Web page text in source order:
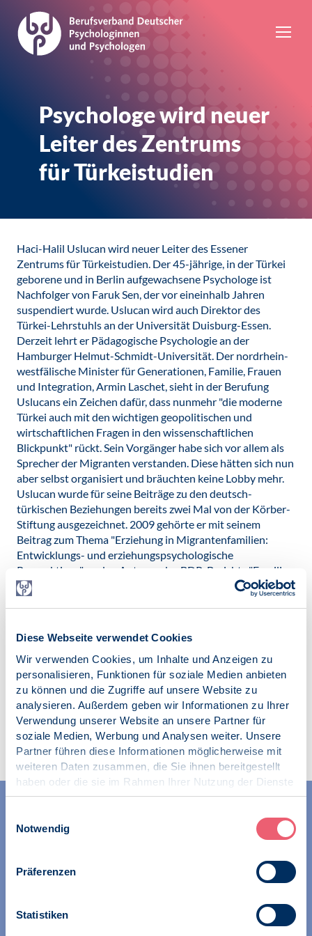
Diese Webseite verwendet Cookies
Wir verwenden Cookies, um Inhalte und Anzeigen zu
personalisieren, Funktionen für soziale Medien anbieten
zu können und die Zugriffe auf unsere Website zu
analysieren. Außerdem geben wir Informationen zu Ihrer
Verwendung unserer Website an unsere Partner für
soziale Medien, Werbung und Analysen weiter. Unsere
Partner führen diese Informationen möglicherweise mit
weiteren Daten zusammen, die Sie ihnen bereitgestellt
haben oder die sie im Rahmen Ihrer Nutzung der Dienste
gesammelt haben.
Notwendig
Präferenzen
Statistiken
Psychologe wird neuer
Leiter des Zentrums
für Türkeistudien
Haci-Halil Uslucan wird neuer Leiter des Essener
Zentrums für Türkeistudien. Der 45-jährige, in der Türkei
geborene und in Berlin aufgewachsene Psychologe ist
Nachfolger von Faruk Sen, der vor eineinhalb Jahren
suspendiert wurde. Uslucan wird auch Direktor des
Türkei-Lehrstuhls an der Universität Duisburg-Essen.
Derzeit lehrt er Pädagogische Psychologie an der
Hamburger Helmut-Schmidt-Universität. Der nordrhein-
westfälische Minister für Generationen, Familie, Frauen
und Integration, Armin Laschet, sieht in der Berufung
Uslucans ein Zeichen dafür, dass nunmehr "die moderne
Türkei auch mit den wichtigen geopolitischen und
wirtschaftlichen Fragen in den wissenschaftlichen
Blickpunkt" rückt. Sein Vorgänger habe sich vor allem als
Sprecher der Migranten verstanden. Diese hätten sich nun
aber selbst organisiert und bräuchten keine Lobby mehr.
Uslucan wurde für seine Beiträge zu den deutsch-
türkischen Beziehungen bereits zwei Mal von der Körber-
Stiftung ausgezeichnet. 2009 gehörte er mit seinem
Beitrag zum Thema "Erziehung in Migrantenfamilien:
Entwicklungs- und erziehungspsychologische
Perspektiven" zu den Autoren des BDP-Berichts "Familien
in Deutschland – Beiträge aus familienpsychologischer
Sicht".
16.03.2010
Zur Übersicht
ihrer Berufsausübung und bei der Festigung ihrer